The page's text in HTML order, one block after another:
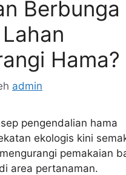
Berbunga
Hama?
admin
pengendalian hama
ekologis kini
pemakaian
area pertanaman.